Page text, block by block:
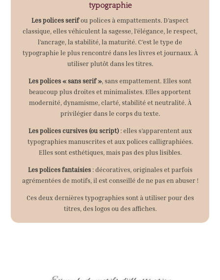
typographie
Les polices serif ou polices à empattements. D’aspect
classique, elles véhiculent la sagesse, l’élégance, le respect,
l’ancrage, la stabilité, la maturité. C’est le type de
typographie le plus rencontré dans les livres et journaux. À
utiliser plutôt dans les titres.
Les polices « sans serif », sans empattement. Elles sont
beaucoup plus droites et minimalistes. Elles apportent
modernité, dynamisme, clarté, stabilité et neutralité. À
privilégier dans le corps du texte.
Les polices cursives (ou script) : elles s’apparentent aux
typographies manuscrites et aux polices calligraphiées.
Elles sont esthétiques, mais pas des plus lisibles.
Les polices fantaisies: décoratives, originales et parfois
agrémentées de motifs, il est conseillé de ne pas en abuser !
Ces deux dernières typographies sont à utiliser pour des
titres, des logos ou des affiches.